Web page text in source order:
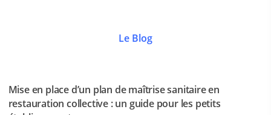
Le Blog
Mise en place d’un plan de maîtrise sanitaire en
restauration collective : un guide pour les petits